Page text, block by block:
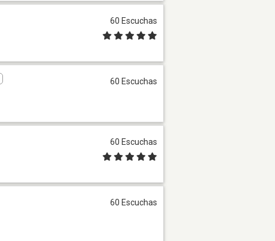
60 Escuchas
60 Escuchas
60 Escuchas
60 Escuchas